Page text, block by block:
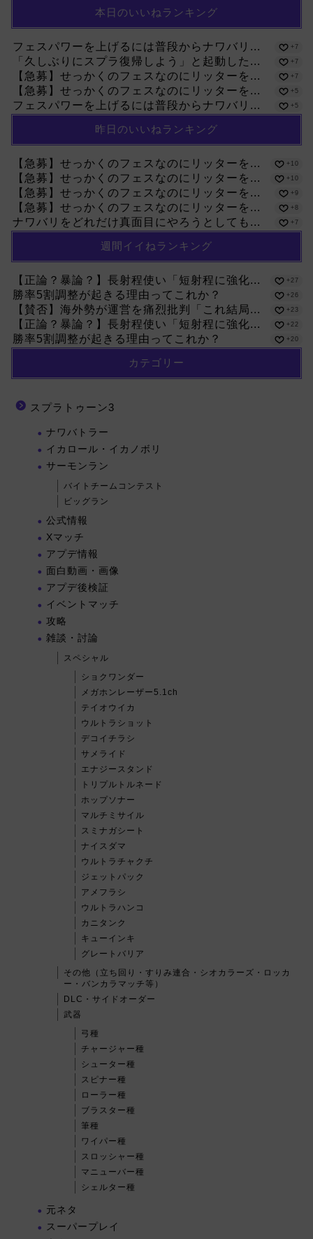
本日のいいねランキング
フェスパワーを上げるには普段からナワバリ... +7
「久しぶりにスプラ復帰しよう」と起動した... +7
【急募】せっかくのフェスなのにリッターを... +7
【急募】せっかくのフェスなのにリッターを... +5
フェスパワーを上げるには普段からナワバリ... +5
昨日のいいねランキング
【急募】せっかくのフェスなのにリッターを... +10
【急募】せっかくのフェスなのにリッターを... +10
【急募】せっかくのフェスなのにリッターを... +9
【急募】せっかくのフェスなのにリッターを... +8
ナワバリをどれだけ真面目にやろうとしても... +7
週間イイねランキング
【正論？暴論？】長射程使い「短射程に強化... +27
勝率5割調整が起きる理由ってこれか？ +26
【賛否】海外勢が運営を痛烈批判「これ結局... +23
【正論？暴論？】長射程使い「短射程に強化... +22
勝率5割調整が起きる理由ってこれか？ +20
カテゴリー
スプラトゥーン3
ナワバトラー
イカロール・イカノボリ
サーモンラン
バイトチームコンテスト
ビッグラン
公式情報
Xマッチ
アプデ情報
面白動画・画像
アプデ後検証
イベントマッチ
攻略
雑談・討論
スペシャル
ショクワンダー
メガホンレーザー5.1ch
テイオウイカ
ウルトラショット
デコイチラシ
サメライド
エナジースタンド
トリプルトルネード
ホップソナー
マルチミサイル
スミナガシート
ナイスダマ
ウルトラチャクチ
ジェットパック
アメフラシ
ウルトラハンコ
カニタンク
キューインキ
グレートバリア
その他（立ち回り・すりみ連合・シオカラーズ・ロッカ
ー・バンカラマッチ等）
DLC・サイドオーダー
武器
弓種
チャージャー種
シューター種
スピナー種
ローラー種
ブラスター種
筆種
ワイパー種
スロッシャー種
マニューバー種
シェルター種
元ネタ
スーパープレイ